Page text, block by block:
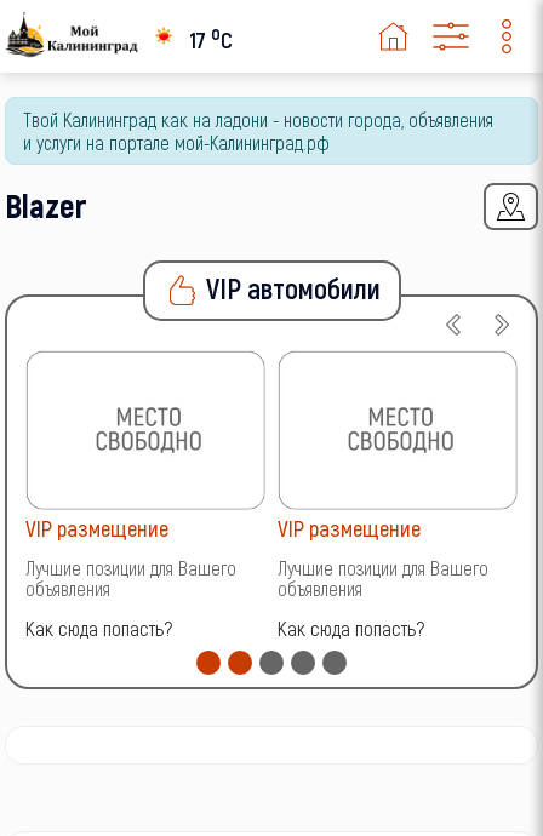
Peugeot
Renault
Skoda
Subaru
Suzuki
Volkswagen
ВАЗ (LADA)
ГАЗ
УАЗ
17 oC
Твой Калининград как на ладони - новости города, объявления
и услуги на портале мой-Калининград.рф
Blazer
VIP автомобили
VIP размещение
Лучшие позиции для Вашего
объявления
Как сюда попасть?
VIP размещение
Лучшие позиции для Вашего
объявления
Как сюда попасть?